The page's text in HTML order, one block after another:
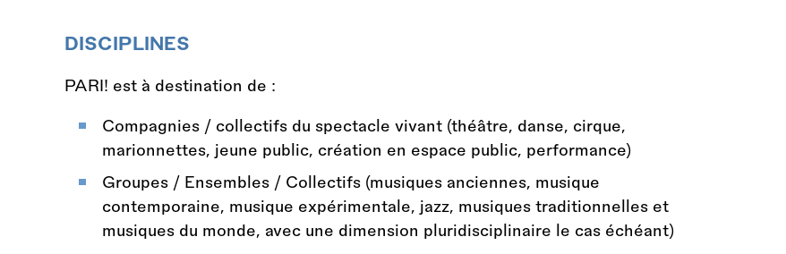
DISCIPLINES
PARI! est à destination de :
Compagnies / collectifs du spectacle vivant (théâtre, danse, cirque,
marionnettes, jeune public, création en espace public, performance)
Groupes / Ensembles / Collectifs (musiques anciennes, musique
contemporaine, musique expérimentale, jazz, musiques traditionnelles et
musiques du monde, avec une dimension pluridisciplinaire le cas échéant)